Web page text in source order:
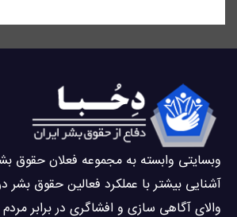
وبسايتى وابسته به مجموعه فعلان حقوق
آشنایی بيشتر با عملکرد فعالین حقوق بشر
والاى آگاهى سازی و افشاگرى در برابر